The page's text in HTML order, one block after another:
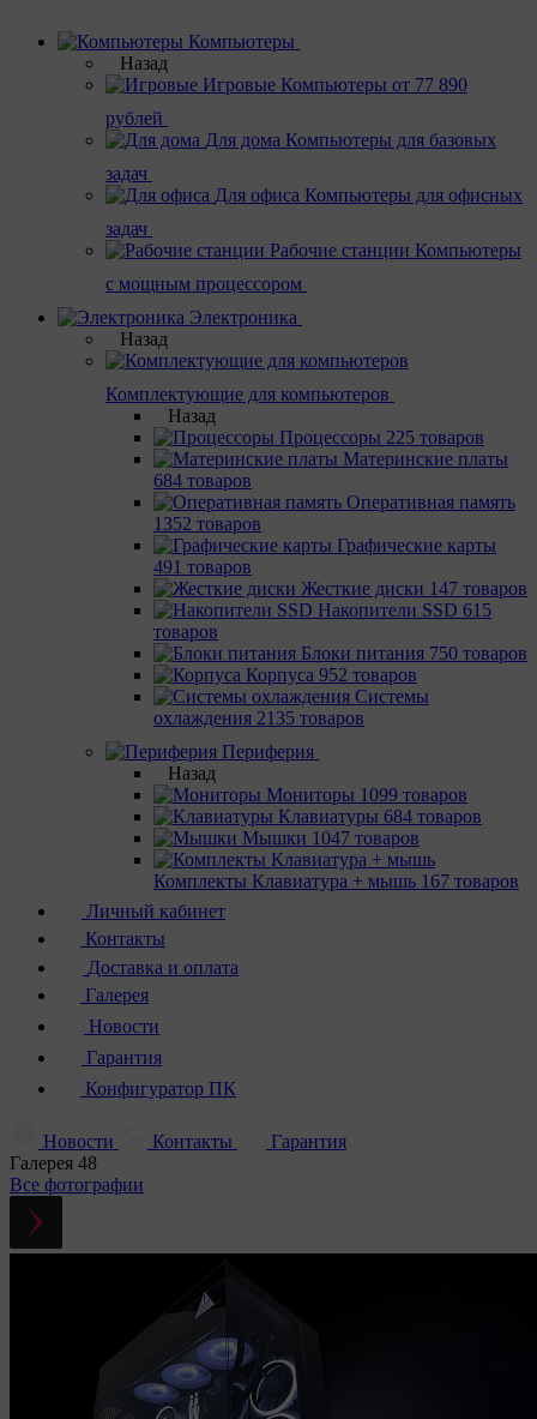
Компьютеры
Назад
Игровые Компьютеры от 77 890
рублей
Для дома Компьютеры для базовых
задач
Для офиса Компьютеры для офисных
задач
Рабочие станции Компьютеры
с мощным процессором
Электроника
Назад
Комплектующие для компьютеров
Назад
Процессоры 225 товаров
Материнcкие платы
684 товаров
Оперативная память
1352 товаров
Графические карты
491 товаров
Жесткие диски 147 товаров
Накопители SSD 615
товаров
Блоки питания 750 товаров
Корпуса 952 товаров
Системы
охлаждения 2135 товаров
Периферия
Назад
Мониторы 1099 товаров
Клавиатуры 684 товаров
Мышки 1047 товаров
Комплекты Клавиатура + мышь 167 товаров
Личный кабинет
Контакты
Доставка и оплата
Галерея
Новости
Гарантия
Конфигуратор ПК
Новости Контакты
Гарантия
Галерея 48
Все фотографии